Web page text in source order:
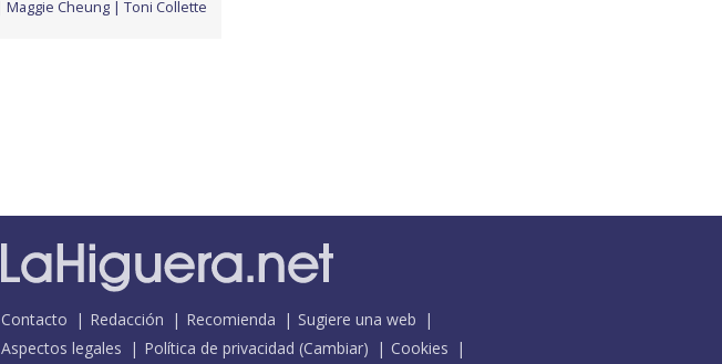
Maggie Cheung
Toni Collette
Contacto Redacción Recomienda
Sugiere una web
Aspectos legales
Política de privacidad (Cambiar)
Cookies